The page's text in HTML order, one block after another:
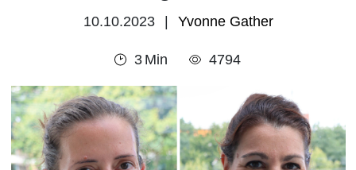
10.10.2023 Yvonne Gather
3 Min 4794